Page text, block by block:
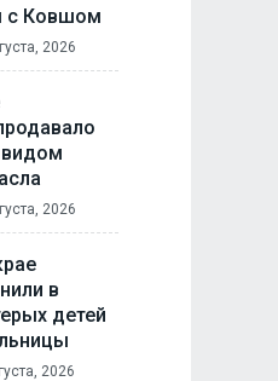
с Ковшом
2026
видом
2026
в
детей
2026